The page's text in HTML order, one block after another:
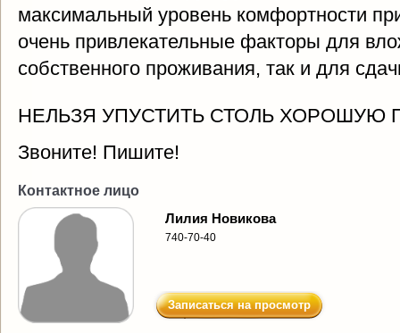
максимальный уровень комфортности
очень привлекательные факторы для
собственного проживания, так и для
НЕЛЬЗЯ УПУСТИТЬ СТОЛЬ ХОРОШУЮ
Звоните! Пишите!
Контактное лицо
Лилия Новикова
740-70-40
Записаться на просмотр